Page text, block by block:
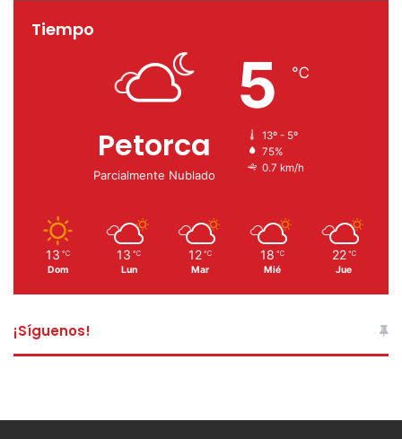
Tiempo
Petorca
Parcialmente Nublado
5 ℃
13º - 5º
75%
0.7 km/h
13 ℃
Dom
13 ℃
Lun
12 ℃
Mar
18 ℃
Mié
22 ℃
Jue
¡Síguenos!